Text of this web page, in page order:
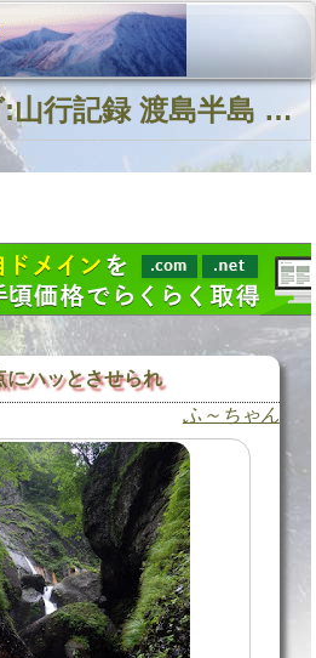
日記の検索 [タグ:山行記録 渡島半島 元小屋沢山 相沼内川] 01～01(01件中)
にハッとさせられ
ふ～ちゃん